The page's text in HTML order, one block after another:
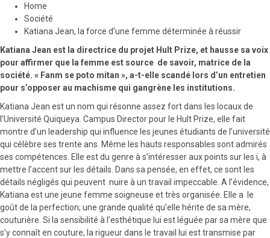
Home
Société
Katiana Jean, la force d’une femme déterminée à réussir
Katiana Jean est la directrice du projet Hult Prize, et hausse sa voix
pour affirmer que la femme est source de savoir, matrice de la
société. « Fanm se poto mitan », a-t-elle scandé lors d’un entretien
pour s’opposer au machisme qui gangrène les institutions.
Katiana Jean est un nom qui résonne assez fort dans les locaux de
l’Université Quiqueya. Campus Director pour le Hult Prize, elle fait
montre d’un leadership qui influence les jeunes étudiants de l’université
qui célèbre ses trente ans. Même les hauts responsables sont admirés
ses compétences. Elle est du genre à s’intéresser aux points sur les i, à
mettre l’accent sur les détails. Dans sa pensée, en effet, ce sont les
détails négligés qui peuvent nuire à un travail impeccable. A l’évidence,
Katiana est une jeune femme soigneuse et très organisée. Elle a le
goût de la perfection; une grande qualité qu’elle hérite de sa mère,
couturière. Si la sensibilité à l’esthétique lui est léguée par sa mère que
s’y connaît en couture, la rigueur dans le travail lui est transmise par